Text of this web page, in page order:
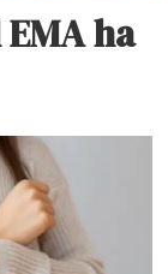
ha